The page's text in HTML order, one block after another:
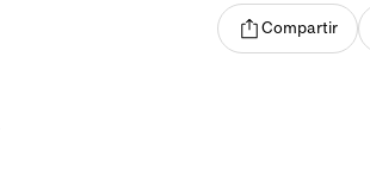
Compartir